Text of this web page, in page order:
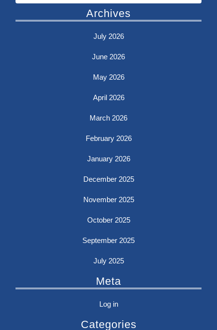
Archives
July 2026
June 2026
May 2026
April 2026
March 2026
February 2026
January 2026
December 2025
November 2025
October 2025
September 2025
July 2025
Meta
Log in
Categories